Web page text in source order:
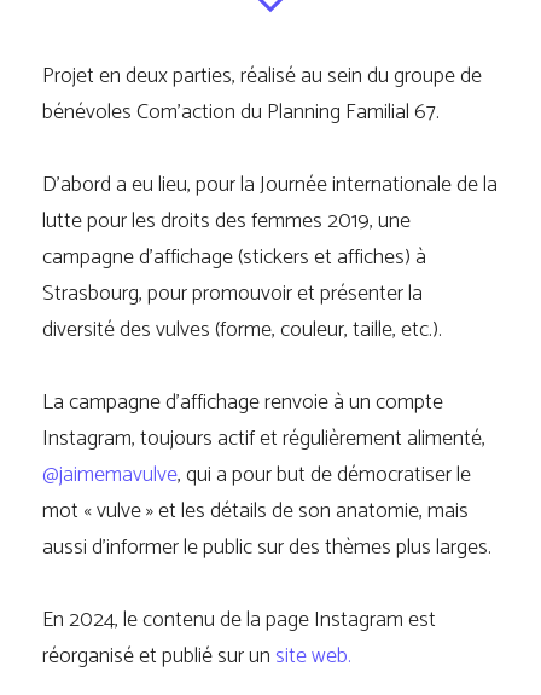
Projet en deux parties, réalisé au sein du groupe de
bénévoles Com’action du Planning Familial 67.
D’abord a eu lieu, pour la Journée internationale de la
lutte pour les droits des femmes 2019, une
campagne d’affichage (stickers et affiches) à
Strasbourg, pour promouvoir et présenter la
diversité des vulves (forme, couleur, taille, etc.).
La campagne d’affichage renvoie à un compte
Instagram, toujours actif et régulièrement alimenté,
@jaimemavulve, qui a pour but de démocratiser le
mot « vulve » et les détails de son anatomie, mais
aussi d’informer le public sur des thèmes plus larges.
En 2024, le contenu de la page Instagram est
réorganisé et publié sur un site web.